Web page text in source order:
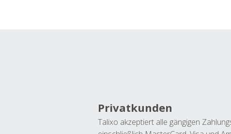
Privatkunden
Talixo akzeptiert alle gängigen